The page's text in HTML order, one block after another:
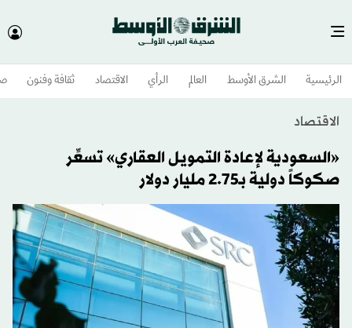
الرئيسية الشرق الأوسط​ العالم الرأي الاقتصاد ثقافة وفنون
الاقتصاد
«السعودية لإعادة التمويل العقاري» تسعِّر
صكوكاً دولية بـ2.75 مليار دولار